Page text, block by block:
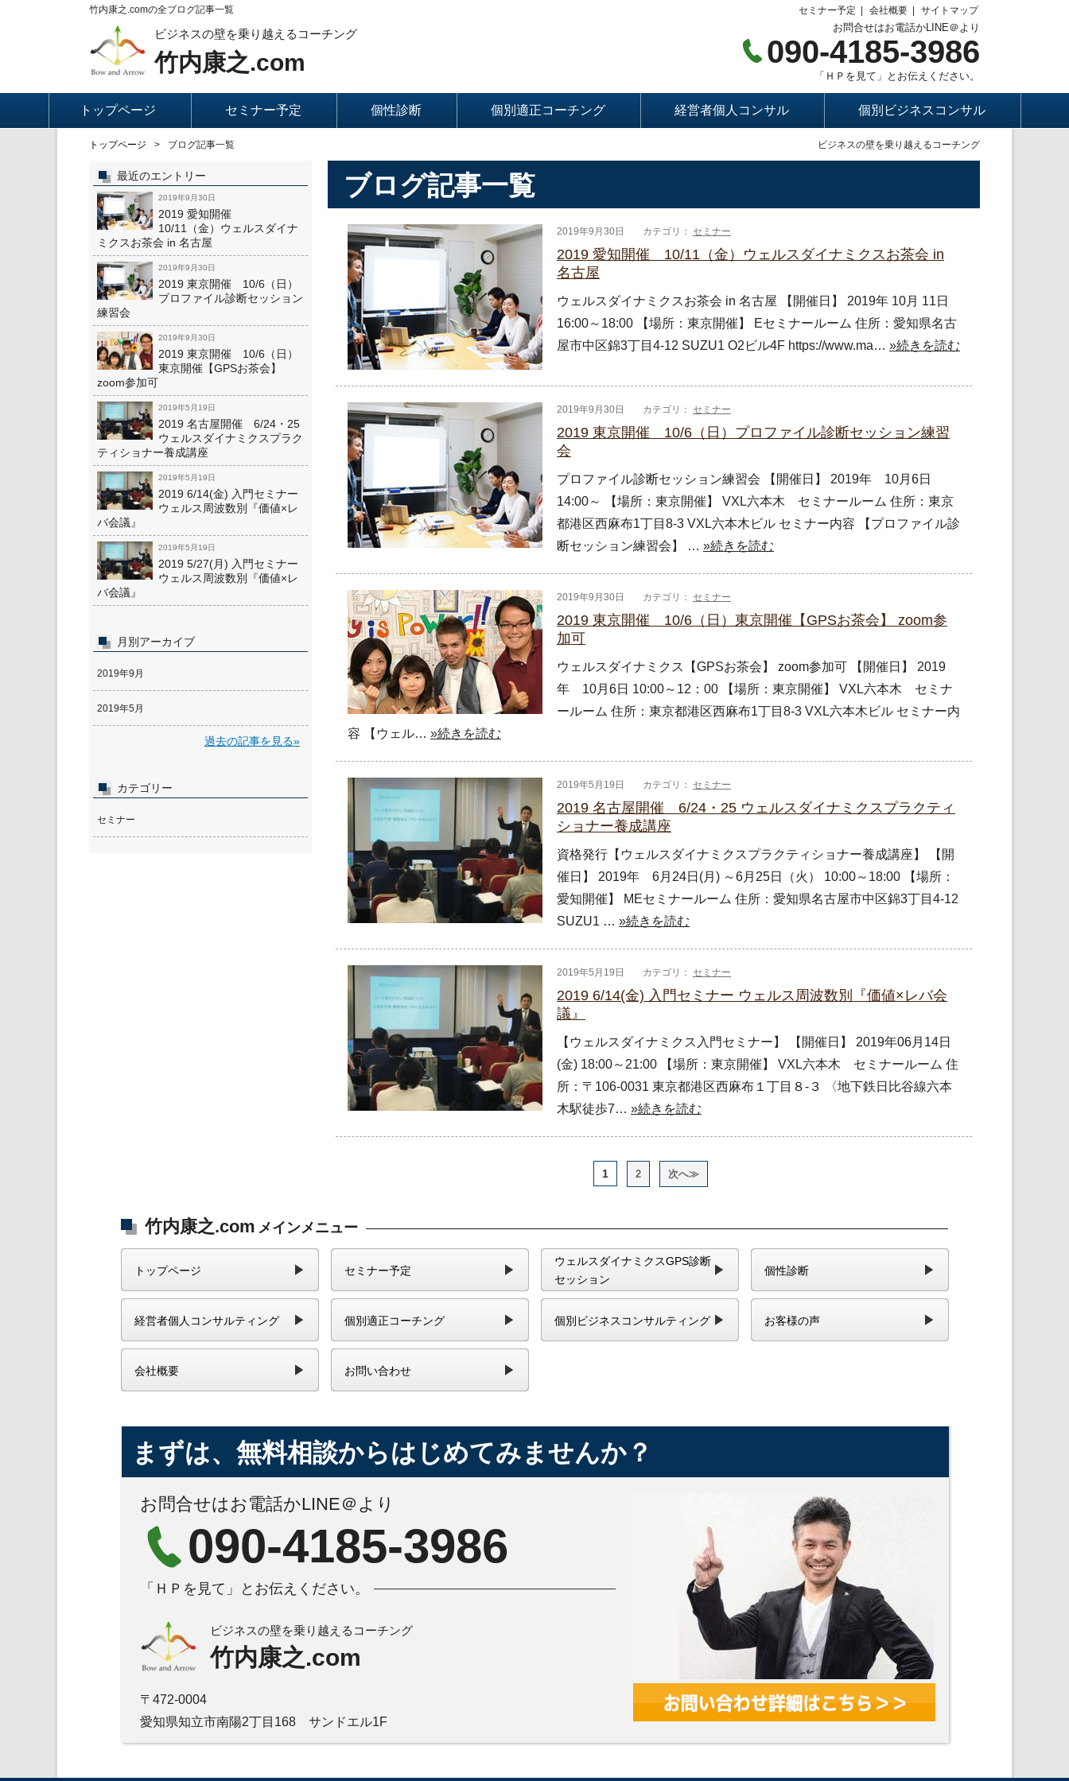
竹内康之.comの全ブログ記事一覧 セミナー予定 会社概要 サイトマップ
ビジネスの壁を乗り越えるコーチング
竹内康之.com
お問合せはお電話かLINE＠より
090-4185-3986
「ＨＰを見て」とお伝えください。
トップページ セミナー予定 個性診断 個別適正コーチング 経営者個人コンサル 個別ビジネスコンサル
トップページ ブログ記事一覧 ビジネスの壁を乗り越えるコーチング
ブログ記事一覧
2019年9月30日 カテゴリ： セミナー
2019 愛知開催 10/11（金）ウェルスダイナミクスお茶会 in
名古屋
ウェルスダイナミクスお茶会 in 名古屋 【開催日】 2019年 10月 11日
16:00～18:00 【場所：東京開催】 Eセミナールーム 住所：愛知県名古
屋市中区錦3丁目4-12 SUZU1 O2ビル4F https://www.ma… »続きを読む
2019年9月30日 カテゴリ： セミナー
2019 東京開催 10/6（日）プロファイル診断セッション練習
会
プロファイル診断セッション練習会 【開催日】 2019年 10月6日
14:00～ 【場所：東京開催】 VXL六本木 セミナールーム 住所：東京
都港区西麻布1丁目8-3 VXL六本木ビル セミナー内容 【プロファイル診
断セッション練習会】 … »続きを読む
2019年9月30日 カテゴリ： セミナー
2019 東京開催 10/6（日）東京開催【GPSお茶会】 zoom参
加可
ウェルスダイナミクス【GPSお茶会】 zoom参加可 【開催日】 2019
年 10月6日 10:00～12：00 【場所：東京開催】 VXL六本木 セミナ
ールーム 住所：東京都港区西麻布1丁目8-3 VXL六本木ビル セミナー内
容 【ウェル… »続きを読む
2019年5月19日 カテゴリ： セミナー
2019 名古屋開催 6/24・25 ウェルスダイナミクスプラクティ
ショナー養成講座
資格発行【ウェルスダイナミクスプラクティショナー養成講座】 【開
催日】 2019年 6月24日(月) ～6月25日（火） 10:00～18:00 【場所：
愛知開催】 MEセミナールーム 住所：愛知県名古屋市中区錦3丁目4-12
SUZU1 … »続きを読む
2019年5月19日 カテゴリ： セミナー
2019 6/14(金) 入門セミナー ウェルス周波数別『価値×レバ会
議』
【ウェルスダイナミクス入門セミナー】 【開催日】 2019年06月14日
(金) 18:00～21:00 【場所：東京開催】 VXL六本木 セミナールーム 住
所：〒106-0031 東京都港区西麻布１丁目８-３ 〈地下鉄日比谷線六本
木駅徒歩7… »続きを読む
1 2 次へ≫
最近のエントリー
2019年9月30日
2019 愛知開催
10/11（金）ウェルスダイナ
ミクスお茶会 in 名古屋
2019年9月30日
2019 東京開催 10/6（日）
プロファイル診断セッション
練習会
2019年9月30日
2019 東京開催 10/6（日）
東京開催【GPSお茶会】
zoom参加可
2019年5月19日
2019 名古屋開催 6/24・25
ウェルスダイナミクスプラク
ティショナー養成講座
2019年5月19日
2019 6/14(金) 入門セミナー
ウェルス周波数別『価値×レ
バ会議』
2019年5月19日
2019 5/27(月) 入門セミナー
ウェルス周波数別『価値×レ
バ会議』
月別アーカイブ
2019年9月
2019年5月
過去の記事を見る»
カテゴリー
セミナー
竹内康之.com メインメニュー
トップページ セミナー予定
ウェルスダイナミクスGPS診断
セッション
個性診断
経営者個人コンサルティング 個別適正コーチング 個別ビジネスコンサルティング お客様の声
会社概要 お問い合わせ
まずは、無料相談からはじめてみませんか？
お問合せはお電話かLINE＠より
090-4185-3986
「ＨＰを見て」とお伝えください。
ビジネスの壁を乗り越えるコーチング
竹内康之.com
〒472-0004
愛知県知立市南陽2丁目168 サンドエル1F